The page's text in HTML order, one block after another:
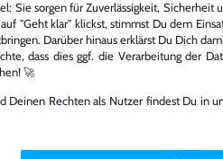
Sie sorgen für Zuverlässigkeit, Sicherheit
"Geht klar" klickst, stimmst Du dem
Darüber hinaus erklärst Du Dich
dass dies ggf. die Verarbeitung der
🚀
Deinen Rechten als Nutzer findest Du in